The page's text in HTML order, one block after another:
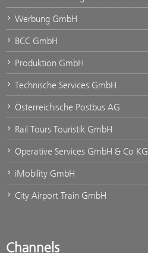
Werbung GmbH
BCC GmbH
Produktion GmbH
Technische Services GmbH
Österreichische Postbus AG
Rail Tours Touristik GmbH
Operative Services GmbH & Co KG
iMobility GmbH
City Airport Train GmbH
Channels